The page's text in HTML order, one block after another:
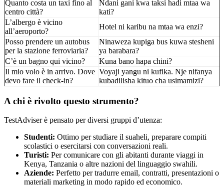
Quanto costa un taxi fino al
centro città?
Ndani gani kwa taksi hadi mtaa wa
kati?
L’albergo è vicino
all’aeroporto?
Hotel ni karibu na mtaa wa enzi?
Posso prendere un autobus
per la stazione ferroviaria?
Ninaweza kupiga bus kuwa stesheni
ya barabara?
C’è un bagno qui vicino?
Kuna bano hapa chini?
Il mio volo è in arrivo. Dove
devo fare il check-in?
Voyaji yangu ni kufika. Nje nifanya
kubadilisha kituo cha usimamizi?
A chi è rivolto questo strumento?
TestAdviser è pensato per diversi gruppi d’utenza:
Studenti: Ottimo per studiare il suaheli, preparare compiti
scolastici o esercitarsi con conversazioni reali.
Turisti: Per comunicare con gli abitanti durante viaggi in
Kenya, Tanzania o altre nazioni del linguaggio swahili.
Aziende: Perfetto per tradurre email, contratti, presentazioni o
materiali marketing in modo rapido ed economico.